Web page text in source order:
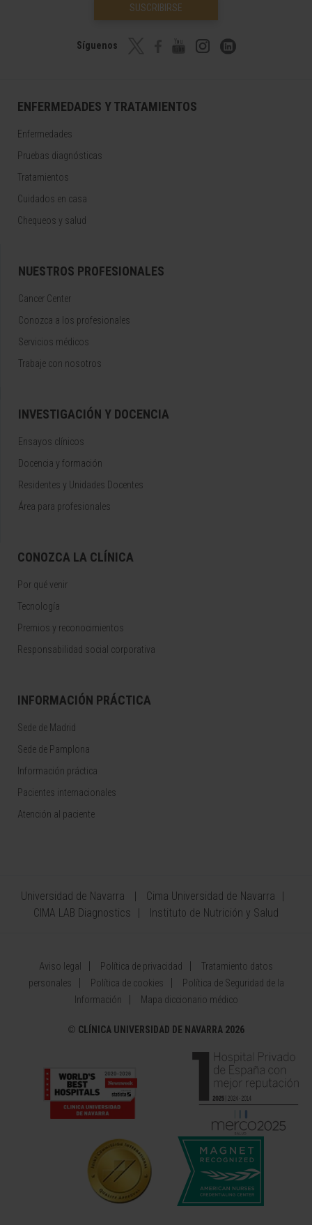
SUSCRIBIRSE
Síguenos
ENFERMEDADES Y TRATAMIENTOS
Enfermedades
Pruebas diagnósticas
Tratamientos
Cuidados en casa
Chequeos y salud
NUESTROS PROFESIONALES
Cancer Center
Conozca a los profesionales
Servicios médicos
Trabaje con nosotros
INVESTIGACIÓN Y DOCENCIA
Ensayos clínicos
Docencia y formación
Residentes y Unidades Docentes
Área para profesionales
CONOZCA LA CLÍNICA
Por qué venir
Tecnología
Premios y reconocimientos
Responsabilidad social corporativa
INFORMACIÓN PRÁCTICA
Sede de Madrid
Sede de Pamplona
Información práctica
Pacientes internacionales
Atención al paciente
Universidad de Navarra
Cima Universidad de Navarra
CIMA LAB Diagnostics
Instituto de Nutrición y Salud
Aviso legal Política de privacidad
Tratamiento datos
personales
Política de cookies
Política de Seguridad de la
Información
Mapa diccionario médico
© CLÍNICA UNIVERSIDAD DE NAVARRA 2026